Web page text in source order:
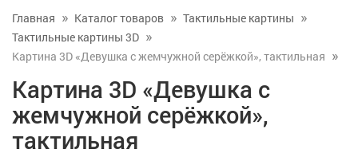
Главная Каталог товаров
Тактильные картины
Тактильные картины 3D
Картина 3D «Девушка с жемчужной серёжкой», тактильная
Картина 3D «Девушка с
жемчужной серёжкой»,
тактильная